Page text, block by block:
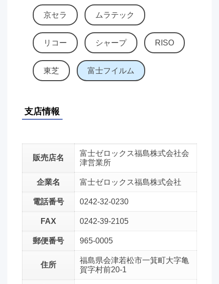
京セラ ムラテック
リコー シャープ RISO
東芝 富士フイルム
支店情報
販売店名
富士ゼロックス福島株式会社会
津営業所
企業名 富士ゼロックス福島株式会社
電話番号 0242-32-0230
FAX 0242-39-2105
郵便番号 965-0005
住所
福島県会津若松市一箕町大字亀
賀字村前20-1